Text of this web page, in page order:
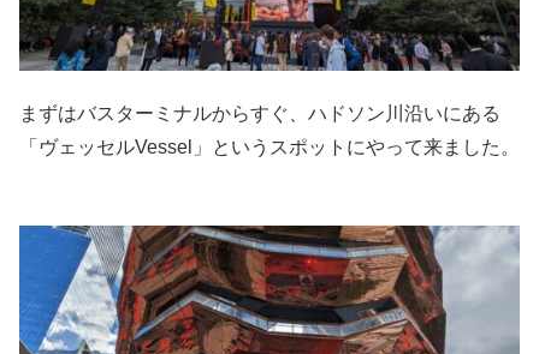
まずはバスターミナルからすぐ、ハドソン川沿いにある
「ヴェッセルVessel」というスポットにやって来ました。